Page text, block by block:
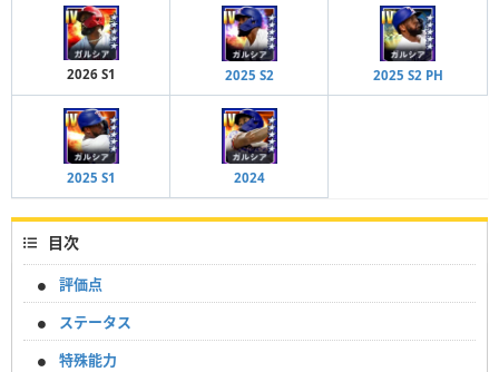
2026 S1 2025 S2 2025 S2 PH
2025 S1 2024
目次
評価点
ステータス
特殊能力